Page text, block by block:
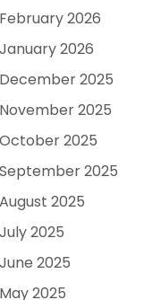
February 2026
January 2026
December 2025
November 2025
October 2025
September 2025
August 2025
July 2025
June 2025
May 2025